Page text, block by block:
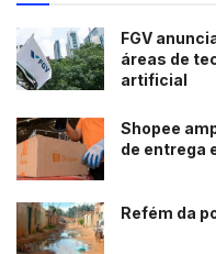
FGV
áreas de
artificial
Shopee
de entrega
Refém da